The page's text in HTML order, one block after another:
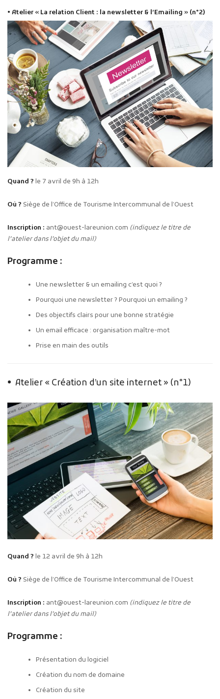
• Atelier « La relation Client : la newsletter & l’Emailing » (n°2)
Quand ? le 7 avril de 9h à 12h
Où ? Siège de l’Office de Tourisme Intercommunal de l’Ouest
Inscription : ant@ouest-lareunion.com (indiquez le titre de
l’atelier dans l’objet du mail)
Programme :
Une newsletter & un emailing c’est quoi ?
Pourquoi une newsletter ? Pourquoi un emailing ?
Des objectifs clairs pour une bonne stratégie
Un email efficace : organisation maître-mot
Prise en main des outils
• Atelier « Création d’un site internet » (n°1)
Quand ? le 12 avril de 9h à 12h
Où ? Siège de l’Office de Tourisme Intercommunal de l’Ouest
Inscription : ant@ouest-lareunion.com (indiquez le titre de
l’atelier dans l’objet du mail)
Programme :
Présentation du logiciel
Création du nom de domaine
Création du site